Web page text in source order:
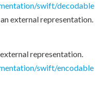
swift/decodable
external representation.
representation.
swift/encodable